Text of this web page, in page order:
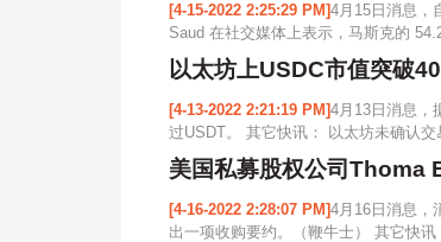
[4-15-2022 2:25:29 PM]4月15日消息，
Saud 在社交媒体上表示，马斯克的
以太坊上USDC市值突破
[4-13-2022 2:21:19 PM]4月13日消息，
过USDT。 其它快讯： 以太坊未确认
美国私募股权公司Thoma
[4-16-2022 2:28:07 PM]4月16日消息，
出一项收购要约。（鞭牛士） 其它快